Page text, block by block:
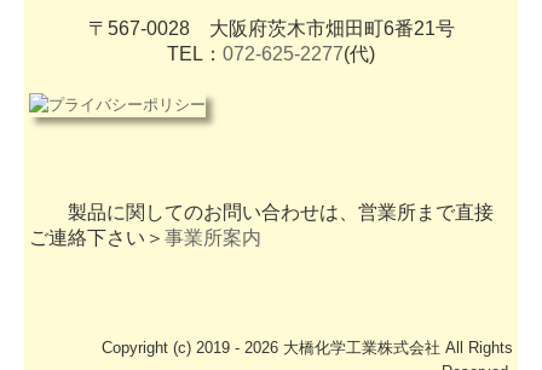
〒567-0028 大阪府茨木市畑田町6番21号
TEL： 072-625-2277(代)
製品に関してのお問い合わせは、営業所まで直接
ご連絡下さい＞事業所案内
Copyright (c) 2019 - 2026 大橋化学工業株式会社 All Rights